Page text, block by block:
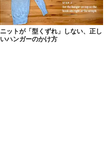
ニットが「型くずれ」しない、正し
いハンガーのかけ方